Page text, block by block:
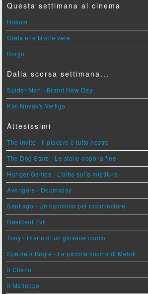
Questa settimana al cinema
Hokum
Greta e le favole vere
Borgo
Dalla scorsa settimana...
Spider-Man - Brand New Day
Kim Novak's Vertigo
Attesissimi
The Invite - Il piacere è tutto nostro
The Dog Stars - Le stelle dopo la fine
Hunger Games - L'alba sulla mietitura
Avengers - Doomsday
Santiago - Un cammino per ricominciare
Resident Evil
Tony - Diario di un giovane cuoco
Spezie e Bugie - La piccola cucina di Mehdi
Il Cileno
Il Malloppo